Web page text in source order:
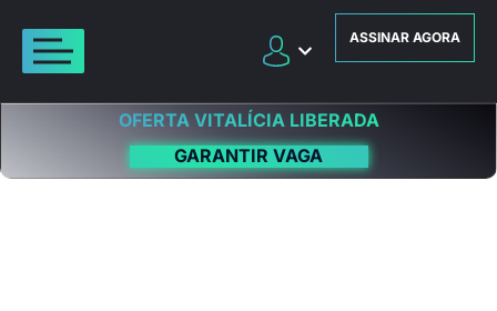
ASSINAR AGORA
OFERTA VITALÍCIA LIBERADA
GARANTIR VAGA